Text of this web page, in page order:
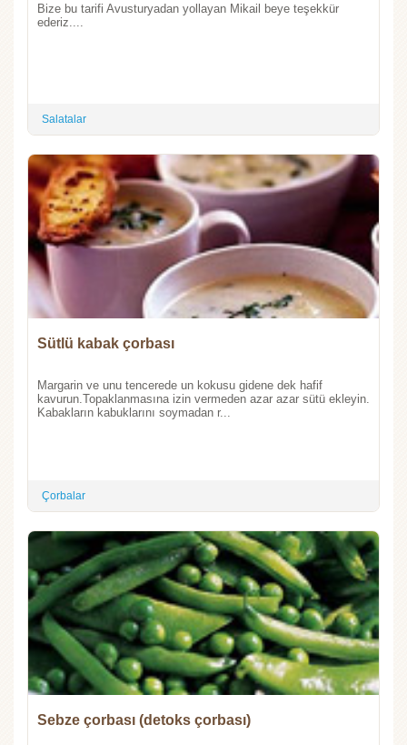
Bize bu tarifi Avusturyadan yollayan Mikail beye teşekkür
ederiz....
Salatalar
Sütlü kabak çorbası
Margarin ve unu tencerede un kokusu gidene dek hafif
kavurun.Topaklanmasına izin vermeden azar azar sütü ekleyin.
Kabakların kabuklarını soymadan r...
Çorbalar
Sebze çorbası (detoks çorbası)